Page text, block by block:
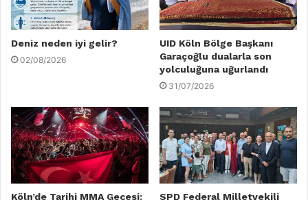
Deniz neden iyi gelir?
02/08/2026
UID Köln Bölge Başkanı
Garaçoğlu dualarla son
yolculuğuna uğurlandı
31/07/2026
Köln’de Tarihi MMA Gecesi: SPD Federal Milletvekili